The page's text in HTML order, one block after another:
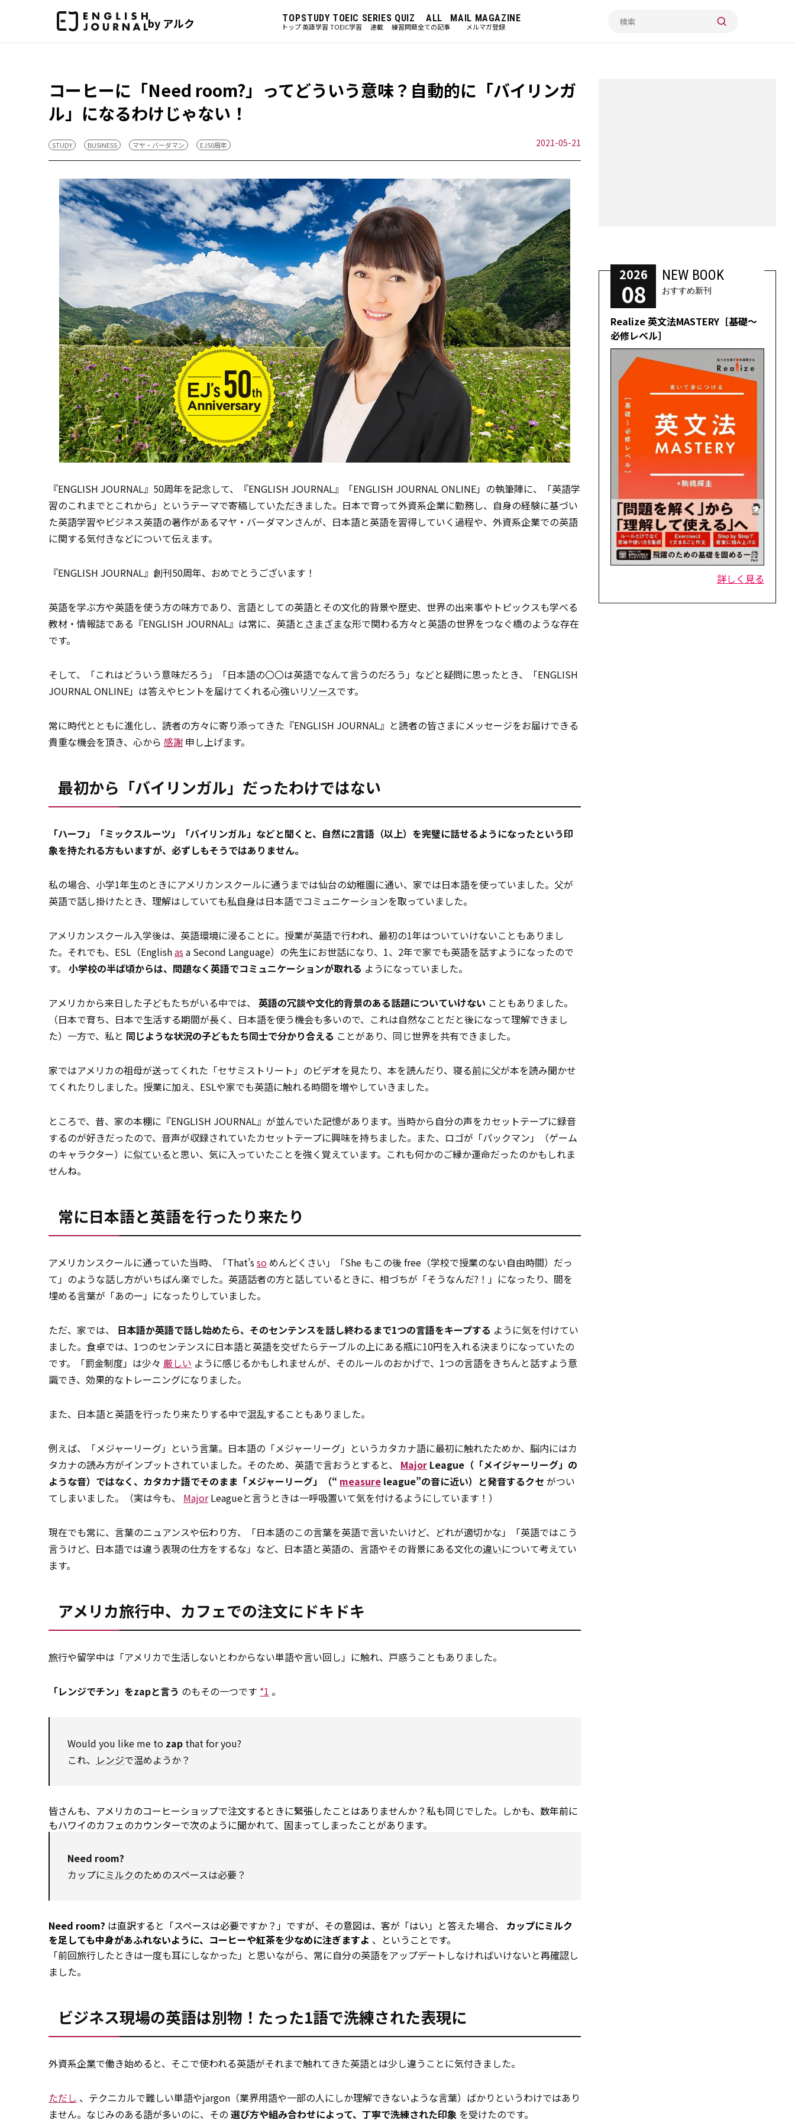
by アルク TOP
トップ
STUDY
英語学習
TOEIC
TOEIC学習
SERIES
連載
QUIZ
練習問題
ALL
全ての記事
MAIL MAGAZINE
メルマガ登録
コーヒーに「Need room?」ってどういう意味？自動的に「バイリンガ
ル」になるわけじゃない！
STUDY BUSINESS マヤ・バーダマン EJ50周年 2021-05-21
『ENGLISH JOURNAL』50周年を記念して、『ENGLISH JOURNAL』「ENGLISH JOURNAL ONLINE」の執筆陣に、「英語学
習のこれまでとこれから」というテーマで寄稿していただきました。日本で育って外資系企業に勤務し、自身の経験に基づい
た英語学習やビジネス英語の著作があるマヤ・バーダマンさんが、日本語と英語を習得していく過程や、外資系企業での英語
に関する気付きなどについて伝えます。
『ENGLISH JOURNAL』創刊50周年、おめでとうございます！
英語を学ぶ方や英語を使う方の味方であり、言語としての英語とその文化的背景や歴史、世界の出来事やトピックスも学べる
教材・情報誌である『ENGLISH JOURNAL』は常に、英語と さまざまな形で関わる方々と英語の世界をつなぐ橋のような存在
です。
そして、「これはどういう意味だろう」「日本語の〇〇は英語でなんて言うのだろう」などと疑問に思ったとき、「ENGLISH
JOURNAL ONLINE」は答えやヒントを届けてくれる心強いリ ソースです。
常に時代とともに進化し、読者の方々に寄り添ってきた『ENGLISH JOURNAL』と読者の皆さまにメッセージをお届けできる
貴重な機会を頂き、心から 感謝 申し上げます。
最初から「バイリンガル」だったわけではない
「ハーフ」「ミックスルーツ」「バイリンガル」などと聞くと、自然に2言語（以上）を完璧に話せるようになったという印
象を持たれる方もいますが、必ずしもそうではありません。
私の場合、小学1年生のときにアメリカンスクールに通うまでは仙台の幼稚園に通い、家では日本語を使っていました。父が
英語で話し掛けたとき、理解はしていても私自身は日本語でコミュニケーションを取っていました。
アメリカンスクール入学後は、英語環境に浸ることに。授業が英語で行われ、最初の1年はついていけないこともありまし
た。それでも、ESL（Englishas a Second Language）の先生にお世話になり、1、2年で家でも英語を話すようになったので
す。 小学校の半ば頃からは、問題なく英語でコミュニケーションが取れる ようになっていました。
アメリカから来日した子どもたちがいる中では、 英語の冗談や文化的背景のある話題についていけない こともありました。
（日本で育ち、日本で生活する期間が長く、日本語を使う機会も多いので、これは自然なことだと後になって理解できまし
た）一方で、私と 同じような状況の子どもたち同士で分かり合える ことがあり、同じ世界を共有できました。
家ではアメリカの祖母が送ってくれた「セサミストリート」のビデオを見たり、本を読んだり、寝る前に父が本を読み聞かせ
てくれたりしました。授業に加え、ESLや家でも英語に触れる時間を増やしていきました。
ところで、昔、家の本棚に『ENGLISH JOURNAL』が並んでいた記憶があります。当時から自分の声をカセットテープに録音
するのが好きだったので、音声が収録されていたカセットテープに興味を持ちました。また、ロゴが「パックマン」（ゲーム
のキャラクター）に似ている と思い、気に入っていたことを強く覚えています。これも何かのご縁か運命だったのかもしれま
せんね。
常に日本語と英語を行ったり来たり
アメリカンスクールに通っていた当時、「That’sso めんどくさい」「She もこの後 free（学校で授業のない自由時間）だっ
て」のような話し方がいちばん楽でした。英語話者の方と話しているときに、相づちが「そうなんだ?！」になったり、間を
埋める言葉が「あのー」になったりしていました。
ただ、家では、 日本語か英語で話し始めたら、そのセンテンスを話し終わるまで1つの言語をキープする ように気を付けてい
ました。食卓では、1つのセンテンスに日本語と英語を交ぜたらテーブルの上にある瓶に10円を入れる決まりになっていたの
です。「罰金制度」は少々 厳しい ように感じるかもしれませんが、そのルールのおかげで、1つの言語をきちんと話すよう意
識でき、効果的なトレーニングになりました。
また、日本語と英語を行ったり来たりする中で混乱することもありました。
例えば、「メジャーリーグ」という言葉。日本語の「メジャーリーグ」というカタカナ語に最初に触れたためか、脳内にはカ
タカナの読み方がインプットされていました。そのため、英語で言おうとすると、 Major League（「メイジャーリーグ」の
ような音）ではなく、カタカナ語でそのまま「メジャーリーグ」（“ measure league”の音に近い）と発音するクセ がつい
てしまいました。（実は今も、 MajorLeagueと言うときは一呼吸置いて気を付けるようにしています！）
現在でも常に、言葉のニュアンスや伝わり方、「日本語のこの言葉を英語で言いたいけど、どれが適切かな」「英語ではこう
言うけど、日本語では違う表現の仕方をするな」など、日本語と英語の、言語やその背景にある文化の違いについて考えてい
ます。
アメリカ旅行中、カフェでの注文にドキドキ
旅行や留学中は「アメリカで生活しないとわからない単語や言い回し」に触れ、戸惑うこともありました。
「レンジでチン」をzapと言う のもその一つです *1 。
Would you like me to zap thatforyou?
これ、 レンジで温めようか？
皆さんも、アメリカのコーヒーショップで注文するときに緊張したことはありませんか？私も同じでした。しかも、数年前に
もハワイのカフェのカウンターで次のように聞かれて、固まってしまったことがあります。
Need room?
カップにミルクのためのスペースは必要？
Need room? は直訳すると「スペースは必要ですか？」ですが、その意図は、客が「はい」と答えた場合、 カップにミルク
を足しても中身があふれないように、コーヒーや紅茶を少なめに注ぎますよ 、ということです。
「前回旅行したときは一度も耳にしなかった」と思いながら、常に自分の英語をアップデートしなければいけないと再確認し
ました。
ビジネス現場の英語は別物！たった1語で洗練された表現に
外資系企業で働き始めると、そこで使われる英語がそれまで触れてきた英語とは少し違うことに気付きました。
ただし 、テクニカルで難しい単語やjargon（業界用語や一部の人にしか理解できないような言葉）ばかりというわけではあり
ません。なじみのある語が多いのに、その 選び方や組み合わせによって、丁寧で洗練された印象 を受けたのです。
2026
08
NEW BOOK
おすすめ新刊
Realize 英文法MASTERY［基礎～
必修レベル］
詳しく見る